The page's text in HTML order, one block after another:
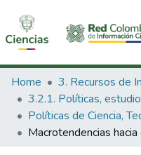
Communities & Collections
All of DSpace
Statistics
Home